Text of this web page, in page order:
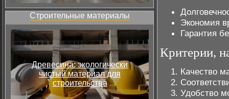
Строительные материалы
Древесина: экологически
чистый материал для
строительства
Экономия
Гарантия
Критерии,
Качество
Удобство